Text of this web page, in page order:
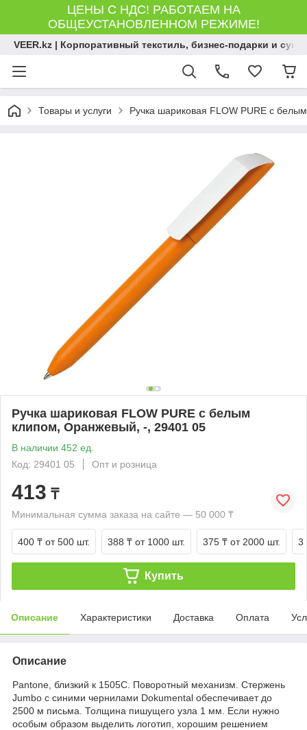
ЦЕНЫ С НДС! РАБОТАЕМ НА
ОБЩЕУСТАНОВЛЕННОМ РЕЖИМЕ!
VEER.kz | Корпоративный текстиль, бизнес-подарки и
Товары и услуги Ручка шариковая FLOW PURE с
Ручка шариковая FLOW PURE с белым
клипом, Оранжевый, -, 29401 05
В наличии 452 ед.
Код: 29401 05
Опт и розница
413 ₸
Минимальная сумма заказа на сайте — 50 000 ₸
400 ₸ от 500 шт. 388 ₸ от 1000 шт. 375 ₸ от 2000 шт.
Купить
Описание Характеристики Доставка Оплата
Описание
Pantone, близкий к 1505С. Поворотный механизм. Стержень
Jumbo с синими чернилами Dokumental обеспечивает до
2500 м письма. Толщина пишущего узла 1 мм. Если нужно
особым образом выделить логотип, хорошим решением